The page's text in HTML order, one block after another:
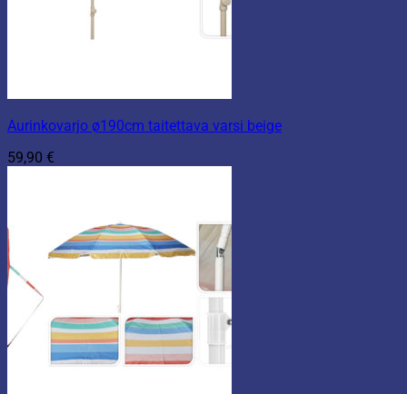
Aurinkovarjo ø190cm taitettava varsi beige
59,90 €